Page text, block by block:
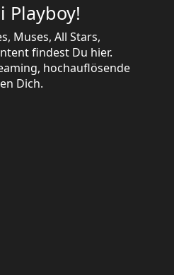
Playboy!
Muses, All Stars,
findest Du hier.
hochauflösende
Dich.